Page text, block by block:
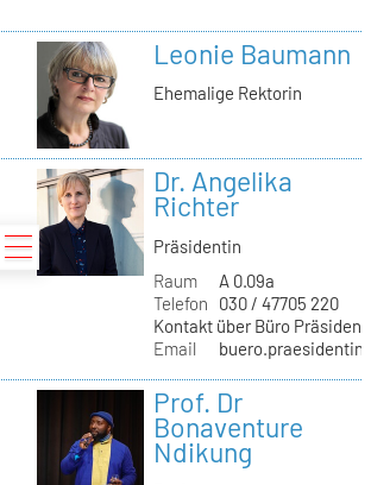
Leonie Baumann
Ehemalige Rektorin
Dr. Angelika
Richter
Präsidentin
Raum
A 0.09a
Telefon
030 / 47705 220
Kontakt über Büro
Email
Prof. Dr
Bonaventure
Ndikung